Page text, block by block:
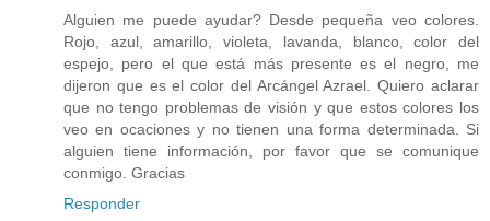
Alguien me puede ayudar? Desde pequeña veo colores.
Rojo, azul, amarillo, violeta, lavanda, blanco, color del
espejo, pero el que está más presente es el negro, me
dijeron que es el color del Arcángel Azrael. Quiero aclarar
que no tengo problemas de visión y que estos colores los
veo en ocaciones y no tienen una forma determinada. Si
alguien tiene información, por favor que se comunique
conmigo. Gracias
Responder